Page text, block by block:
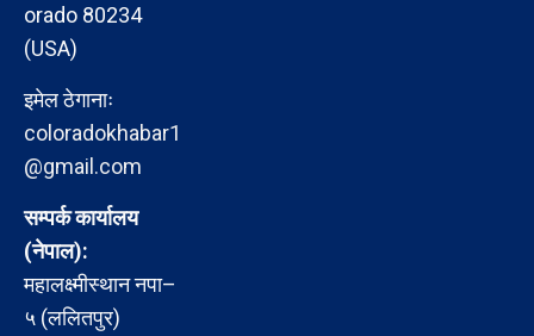
orado 80234
(USA)
इमेल ठेगानाः
coloradokhabar1
@gmail.com
सम्पर्क कार्यालय
(नेपाल):
महालक्ष्मीस्थान नपा–
५ (ललितपुर)